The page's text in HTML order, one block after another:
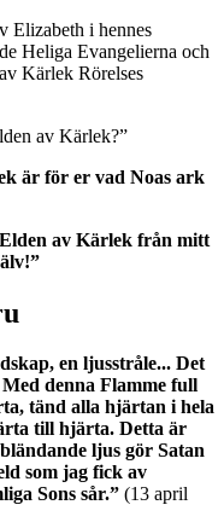
Elizabeth i hennes
Heliga Evangelierna och
Kärlek Rörelses
av Kärlek?”
är för er vad Noas ark
av Kärlek från mitt
en ljusstråle... Det
denna Flamme full
tänd alla hjärtan i hela
till hjärta. Detta är
ljus gör Satan
som jag fick av
Sons sår.” (13 april